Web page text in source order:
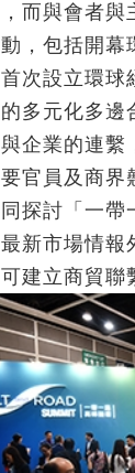
而與會者與
，包括開幕
次設立環
多元化多邊
與企業的連
要官員及商
探討「一帶
新市場情報
建立商貿聯